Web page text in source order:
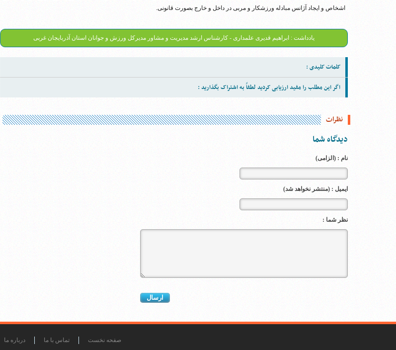
اشخاص و ایجاد آژانس مبادله ورزشکار و مربی در داخل و خارج بصورت قانونی.
یادداشت : ابراهیم قدیری علمداری - کارشناس ارشد مدیریت و مشاور مدیرکل ورزش و جوانان استان آذربایجان غربی
کلمات کلیدی :
اگر این مطلب را مفید ارزیابی کردید لطفاً به اشتراک بگذارید :
نظرات
دیدگاه شما
نام : (الزامی)
ایمیل : (منتشر نخواهد شد)
نظر شما :
صفحه نخست تماس با ما درباره ما